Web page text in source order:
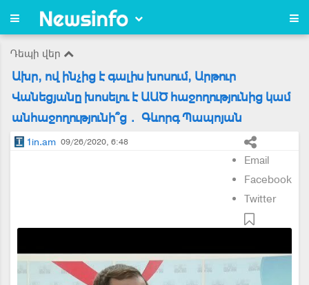
Դեպի վեր
Ախր, ով ինչից է գալիս խոսում, Արթուր
Վանեցյանը խոսելու է ԱԱԾ հաջողությունից կամ
անհաջողությունի՞ց․ Գևորգ Պապոյան
1in.am 09/26/2020, 6:48
Email
Facebook
Twitter